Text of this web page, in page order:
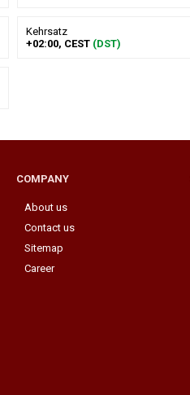
Kehrsatz
+02:00, CEST (DST)
COMPANY
About us
Contact us
Sitemap
Career